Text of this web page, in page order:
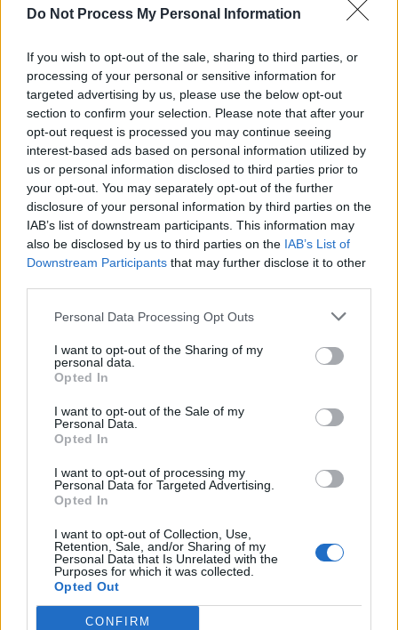
Do Not Process My Personal Information
If you wish to opt-out of the sale, sharing to third parties, or
processing of your personal or sensitive information for
targeted advertising by us, please use the below opt-out
section to confirm your selection. Please note that after your
opt-out request is processed you may continue seeing
interest-based ads based on personal information utilized by
us or personal information disclosed to third parties prior to
your opt-out. You may separately opt-out of the further
disclosure of your personal information by third parties on the
IAB’s list of downstream participants. This information may
also be disclosed by us to third parties on the IAB’s List of
Downstream Participants that may further disclose it to other
Personal Data Processing Opt Outs
I want to opt-out of the Sharing of my
personal data.
Opted In
I want to opt-out of the Sale of my
Personal Data.
Opted In
I want to opt-out of processing my
Personal Data for Targeted Advertising.
Opted In
I want to opt-out of Collection, Use,
Retention, Sale, and/or Sharing of my
Personal Data that Is Unrelated with the
Purposes for which it was collected.
Opted Out
CONFIRM
PNȚMM
SENS
SOS (Șoșoacă)
POT (Gavrilă)
PACE (Peia)
Acțiunea Conservatoare (Târziu)
PDF (Lazarus)
PUSL (D. Voiculescu)
PNȚCD (Pavelescu)
PNCR (Terheș)
Partidul Patrioților (Surugiu)
România pe Primul Loc (Ponta)
Arhiva sondajelor